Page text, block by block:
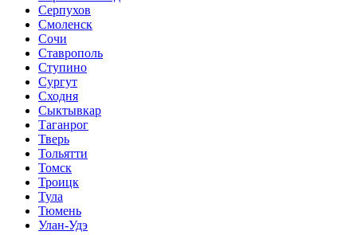
Серпухов
Смоленск
Сочи
Ставрополь
Ступино
Сургут
Сходня
Сыктывкар
Таганрог
Тверь
Тольятти
Томск
Троицк
Тула
Тюмень
Улан-Удэ